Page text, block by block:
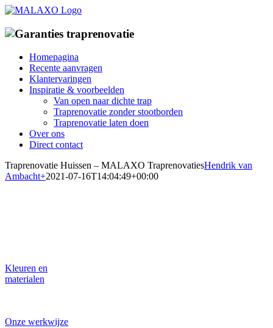
Ga
inhoud
Homepagina
Recente aanvragen
Klantervaringen
Inspiratie & voorbeelden
Van open naar dichte trap
Traprenovatie zonder stootborden
Traprenovatie laten doen
Over ons
Direct contact
Traprenovatie Huissen – MALAXO TraprenovatiesHendrik van
Ambacht+2021-07-16T14:04:49+00:00
Kleuren en
materialen
Onze werkwijze